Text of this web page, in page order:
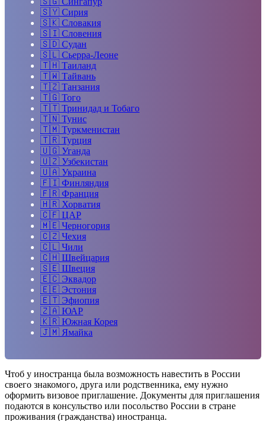
🇸🇾 Сирия
🇸🇰 Словакия
🇸🇮 Словения
🇸🇩 Судан
🇸🇱 Сьерра-Леоне
🇹🇭 Таиланд
🇹🇼 Тайвань
🇹🇿 Танзания
🇹🇬 Того
🇹🇹 Тринидад и Тобаго
🇹🇳 Тунис
🇹🇲 Туркменистан
🇹🇷 Турция
🇺🇬 Уганда
🇺🇿 Узбекистан
🇺🇦 Украина
🇫🇮 Финляндия
🇫🇷 Франция
🇭🇷 Хорватия
🇨🇫 ЦАР
🇲🇪 Черногория
🇨🇿 Чехия
🇨🇱 Чили
🇨🇭 Швейцария
🇸🇪 Швеция
🇪🇨 Эквадор
🇪🇪 Эстония
🇪🇹 Эфиопия
🇿🇦 ЮАР
🇰🇷 Южная Корея
🇯🇲 Ямайка
Чтоб у иностранца была возможность навестить в России
своего знакомого, друга или родственника, ему нужно
оформить визовое приглашение. Документы для приглашения
подаются в консульство или посольство России в стране
проживания (гражданства) иностранца.